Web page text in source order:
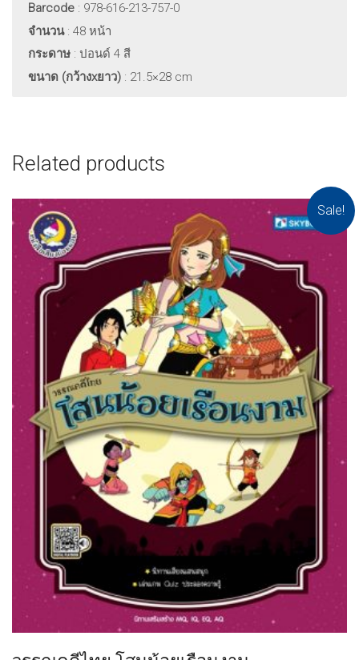
Barcode : 978-616-213-757-0
จำนวน : 48 หน้า
กระดาษ : ปอนด์ 4 สี
ขนาด (กว้างxยาว) : 21.5×28 cm
Related products
Sale!